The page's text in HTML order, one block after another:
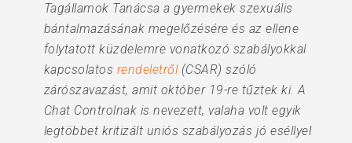
Tagállamok Tanácsa a gyermekek szexuális
bántalmazásának megelőzésére és az ellene
folytatott küzdelemre vonatkozó szabályokkal
kapcsolatos rendeletről(CSAR) szóló
zárószavazást, amit október 19-re tűztek ki. A
Chat Controlnak is nevezett, valaha volt egyik
legtöbbet kritizált uniós szabályozás jó eséllyel